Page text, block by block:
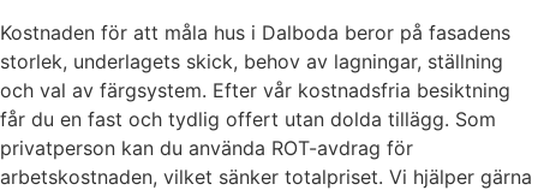
Kostnaden för att måla hus i Dalboda beror på fasadens
storlek, underlagets skick, behov av lagningar, ställning
och val av färgsystem. Efter vår kostnadsfria besiktning
får du en fast och tydlig offert utan dolda tillägg. Som
privatperson kan du använda ROT-avdrag för
arbetskostnaden, vilket sänker totalpriset. Vi hjälper gärna